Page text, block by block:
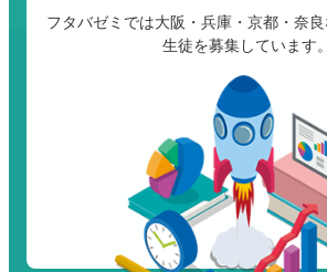
フタバゼミでは大阪・兵庫・京都・奈
生徒を募集しています。